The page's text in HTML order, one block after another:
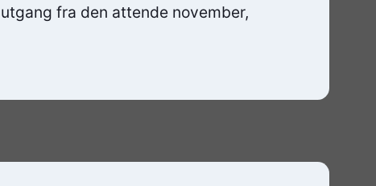
fra den attende november,